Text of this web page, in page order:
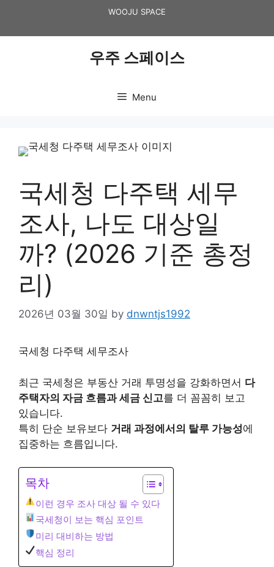
content
WOOJU SPACE
우주 스페이스
Menu
국세청 다주택 세무
조사, 나도 대상일
까? (2026 기준 총정
리)
2026년 03월 30일 by dnwntjs1992
국세청 다주택 세무조사
최근 국세청은 부동산 거래 투명성을 강화하면서 다
주택자의 자금 흐름과 세금 신고를 더 꼼꼼히 보고
있습니다.
특히 단순 보유보다 거래 과정에서의 탈루 가능성에
집중하는 흐름입니다.
목차
이런 경우 조사 대상 될 수 있다
국세청이 보는 핵심 포인트
미리 대비하는 방법
핵심 정리